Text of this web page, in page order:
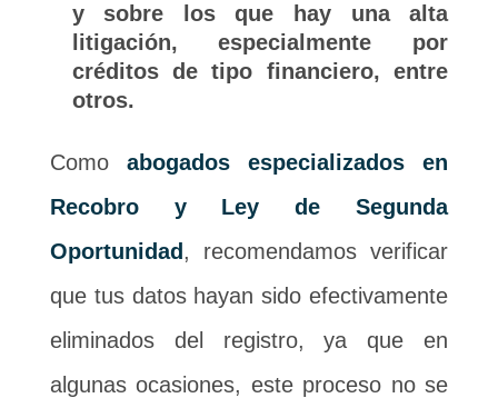
y sobre los que hay una alta
litigación, especialmente por
créditos de tipo financiero, entre
otros.
Como abogados especializados en
Recobro y Ley de Segunda
Oportunidad, recomendamos verificar
que tus datos hayan sido efectivamente
eliminados del registro, ya que en
algunas ocasiones, este proceso no se